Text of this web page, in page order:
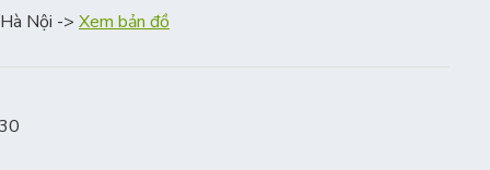
Nội -> Xem bản đồ